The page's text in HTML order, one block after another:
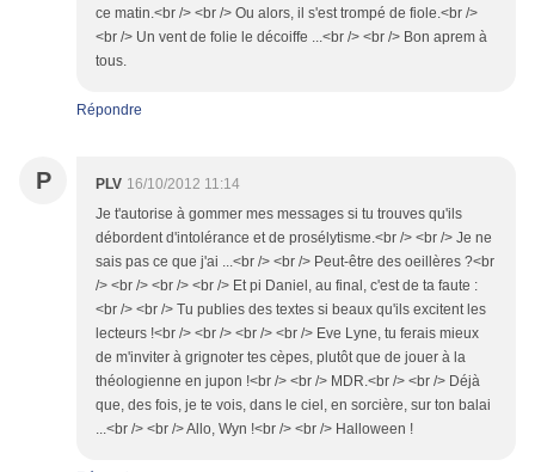
ce matin.<br /> <br /> Ou alors, il s'est trompé de fiole.<br />
<br /> Un vent de folie le décoiffe ...<br /> <br /> Bon aprem à
tous.
Répondre
P PLV 16/10/2012 11:14
Je t'autorise à gommer mes messages si tu trouves qu'ils
débordent d'intolérance et de prosélytisme.<br /> <br /> Je ne
sais pas ce que j'ai ...<br /> <br /> Peut-être des oeillères ?<br
/> <br /> <br /> <br /> Et pi Daniel, au final, c'est de ta faute :
<br /> <br /> Tu publies des textes si beaux qu'ils excitent les
lecteurs !<br /> <br /> <br /> <br /> Eve Lyne, tu ferais mieux
de m'inviter à grignoter tes cèpes, plutôt que de jouer à la
théologienne en jupon !<br /> <br /> MDR.<br /> <br /> Déjà
que, des fois, je te vois, dans le ciel, en sorcière, sur ton balai
...<br /> <br /> Allo, Wyn !<br /> <br /> Halloween !